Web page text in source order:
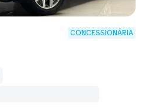
CONCESSIONÁRIA